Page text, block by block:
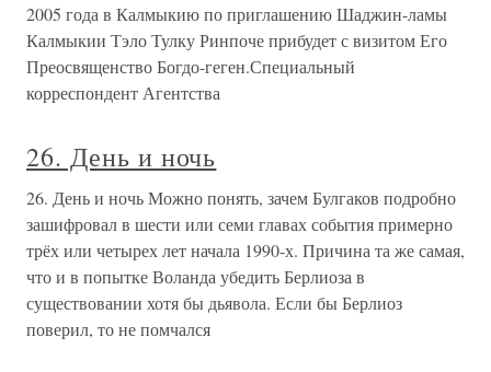
2005 года в Калмыкию по приглашению Шаджин-ламы
Калмыкии Тэло Тулку Ринпоче прибудет с визитом Его
Преосвященство Богдо-геген.Специальный
корреспондент Агентства
26. День и ночь
26. День и ночь Можно понять, зачем Булгаков подробно
зашифровал в шести или семи главах события примерно
трёх или четырех лет начала 1990-х. Причина та же самая,
что и в попытке Воланда убедить Берлиоза в
существовании хотя бы дьявола. Если бы Берлиоз
поверил, то не помчался